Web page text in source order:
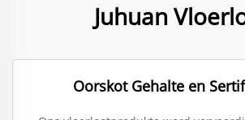
Juhuan
Oorskot Gehalte en